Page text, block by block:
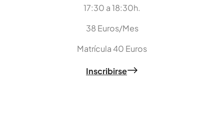
17:30 a 18:30h.
38 Euros/Mes
Matrícula 40 Euros
Inscribirse